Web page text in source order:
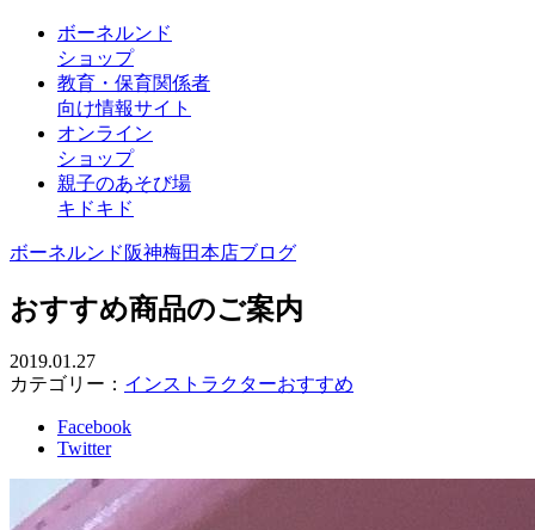
ボーネルンド
ショップ
教育・保育関係者
向け情報サイト
オンライン
ショップ
親子のあそび場
キドキド
ボーネルンド阪神梅田本店ブログ
おすすめ商品のご案内
2019.01.27
カテゴリー： インストラクターおすすめ
Facebook
Twitter